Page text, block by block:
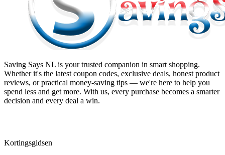
Saving Says NL is your trusted companion in smart shopping.
Whether it's the latest coupon codes, exclusive deals, honest product
reviews, or practical money-saving tips — we're here to help you
spend less and get more. With us, every purchase becomes a smarter
decision and every deal a win.
Kortingsgidsen